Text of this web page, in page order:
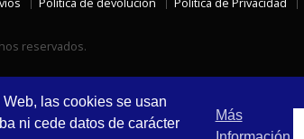
las cookies se usan
ni cede datos de carácter
Más
Política de devolución Política de Privacidad
reservados.